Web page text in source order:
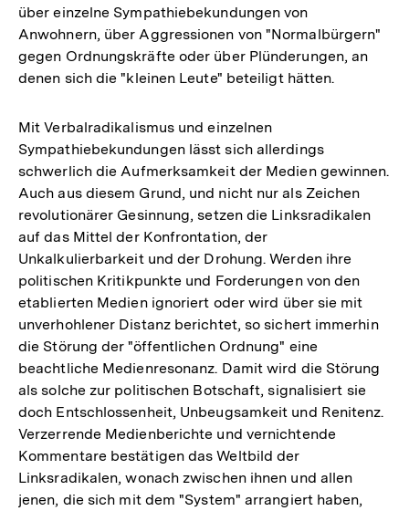
über einzelne Sympathiebekundungen von
Anwohnern, über Aggressionen von "Normalbürgern"
gegen Ordnungskräfte oder über Plünderungen, an
denen sich die "kleinen Leute" beteiligt hätten.
Mit Verbalradikalismus und einzelnen
Sympathiebekundungen lässt sich allerdings
schwerlich die Aufmerksamkeit der Medien gewinnen.
Auch aus diesem Grund, und nicht nur als Zeichen
revolutionärer Gesinnung, setzen die Linksradikalen
auf das Mittel der Konfrontation, der
Unkalkulierbarkeit und der Drohung. Werden ihre
politischen Kritikpunkte und Forderungen von den
etablierten Medien ignoriert oder wird über sie mit
unverhohlener Distanz berichtet, so sichert immerhin
die Störung der "öffentlichen Ordnung" eine
beachtliche Medienresonanz. Damit wird die Störung
als solche zur politischen Botschaft, signalisiert sie
doch Entschlossenheit, Unbeugsamkeit und Renitenz.
Verzerrende Medienberichte und vernichtende
Kommentare bestätigen das Weltbild der
Linksradikalen, wonach zwischen ihnen und allen
jenen, die sich mit dem "System" arrangiert haben,